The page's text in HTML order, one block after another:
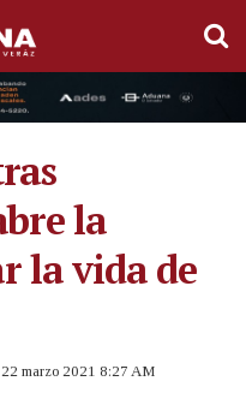
la
la vida de
22 marzo 2021 8:27 AM